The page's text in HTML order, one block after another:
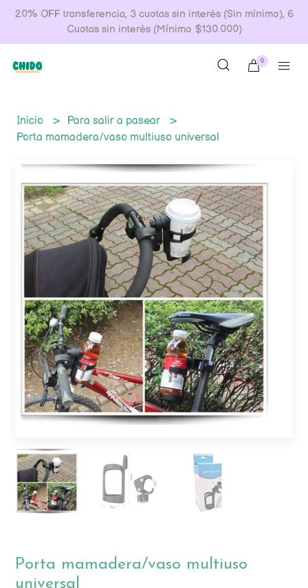
20% OFF transferencia, 3 cuotas sin interés (Sin mínimo), 6
Cuotas sin interés (Mínimo $130.000)
0
Inicio
Para salir a pasear
Porta mamadera/vaso multiuso universal
Porta mamadera/vaso multiuso
universal